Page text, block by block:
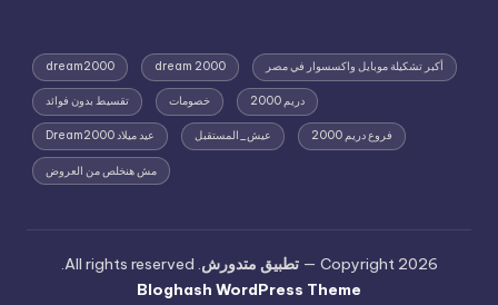
dream2000 dream 2000 أكبر تشكيلة موبايل واكسسوار في مصر
تقسيط بدون فوائد خصومات دريم 2000
عيد ميلاد Dream2000 عيش_المستقبل فروع دريم 2000
مش هنخلص من العروض
Copyright 2026 — تطبيق متدورش. All rights reserved.
Bloghash WordPress Theme